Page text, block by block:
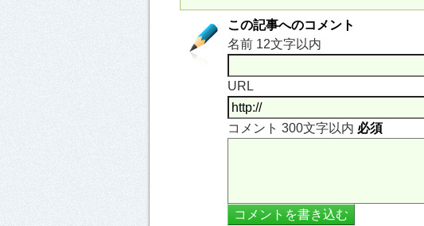
この記事へのコメント
名前 12文字以内
URL
コメント 300文字以内 必須